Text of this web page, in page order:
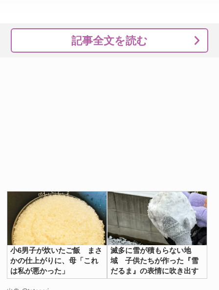
記事全文を読む
小6男子が炊いたご飯 まさ
かの仕上がりに、母「これ
は私が悪かった」
滅多に雪が積もらない地
域 子供たちが作った『雪
だるま』の表情に吹き出す